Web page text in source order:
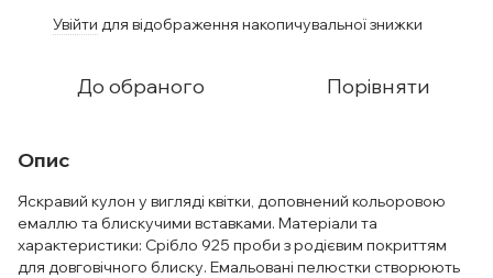
Увійти для відображення накопичувальної знижки
До обраного Порівняти
Опис
Яскравий кулон у вигляді квітки, доповнений кольоровою
емаллю та блискучими вставками. Матеріали та
характеристики: Срібло 925 проби з родієвим покриттям
для довговічного блиску. Емальовані пелюстки створюють